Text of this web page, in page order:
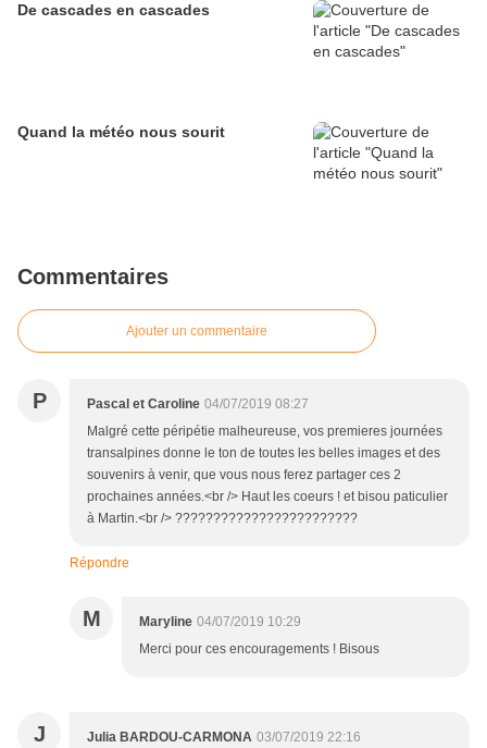
De cascades en cascades
Quand la météo nous sourit
Commentaires
Ajouter un commentaire
P Pascal et Caroline 04/07/2019 08:27
Malgré cette péripétie malheureuse, vos premieres journées
transalpines donne le ton de toutes les belles images et des
souvenirs à venir, que vous nous ferez partager ces 2
prochaines années.<br /> Haut les coeurs ! et bisou paticulier
à Martin.<br /> ????????????????????????
Répondre
M Maryline 04/07/2019 10:29
Merci pour ces encouragements ! Bisous
J Julia BARDOU-CARMONA 03/07/2019 22:16